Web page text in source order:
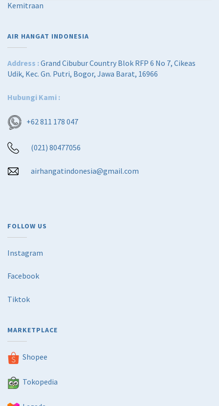
Kemitraan
AIR HANGAT INDONESIA
Address :Grand Cibubur Country Blok RFP 6 No 7, Cikeas
Udik, Kec. Gn. Putri, Bogor, Jawa Barat, 16966
Hubungi Kami :
+62 811 178 047
(021) 80477056
airhangatindonesia@gmail.com
FOLLOW US
Instagram
Facebook
Tiktok
MARKETPLACE
Shopee
Tokopedia